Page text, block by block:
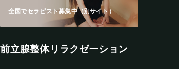
全国でセラピスト募集中（別サイト）
前立腺整体リラクゼーション